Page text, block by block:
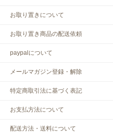
お取り置きについて
お取り置き商品の配送依頼
paypalについて
メールマガジン登録・解除
特定商取引法に基づく表記
お支払方法について
配送方法・送料について